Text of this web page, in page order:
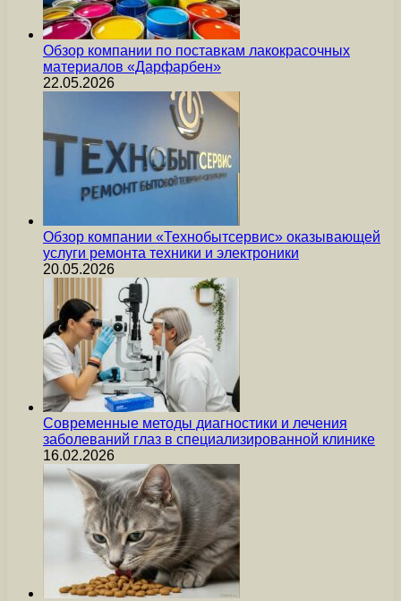
Обзор компании по поставкам лакокрасочных
материалов «Дарфарбен»
22.05.2026
Обзор компании «Технобытсервис» оказывающей
услуги ремонта техники и электроники
20.05.2026
Современные методы диагностики и лечения
заболеваний глаз в специализированной клинике
16.02.2026